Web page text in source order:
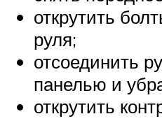
открутить
руля;
отсоединить
панелью и
открутить